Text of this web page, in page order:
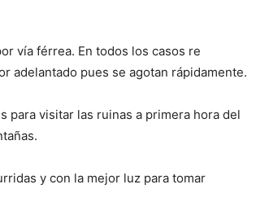
vía férrea. En todos los casos re
adelantado pues se agotan rápidamente.
para visitar las ruinas a primera hora del
y con la mejor luz para tomar